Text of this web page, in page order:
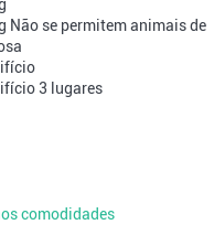
Não se permitem animais de
3 lugares
comodidades